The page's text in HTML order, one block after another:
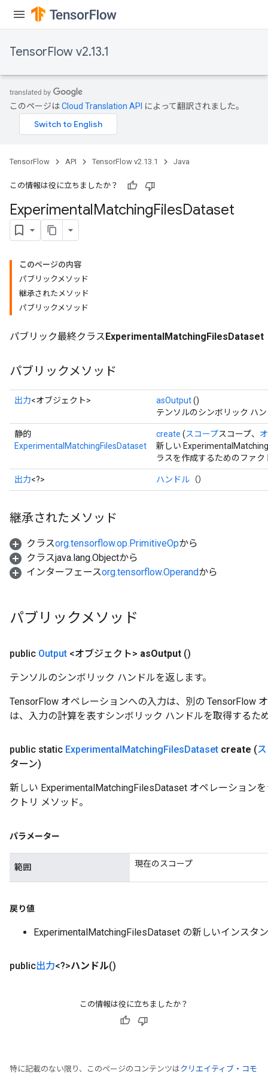
TensorFlow v2.13.1
このページはCloud Translation API によって翻訳されました。
TensorFlow API TensorFlow v2.13.1 Java
この情報は役に立ちましたか？
ExperimentalMatchingFilesDataset
このページの内容
パブリックメソッド
継承されたメソッド
パブリックメソッド
パブリック最終クラスExperimentalMatchingFilesDataset
パブリックメソッド
出力<オブジェクト> asOutput()
テンソルのシンボリック ハ
静的
ExperimentalMatchingFilesDataset
create (スコープスコープ、
新しい
ラスを作成するためのファク
出力<?> ハンドル （）
継承されたメソッド
クラスorg.tensorflow.op.PrimitiveOpから
クラスjava.lang.Objectから
インターフェースorg.tensorflow.Operandから
パブリックメソッド
public Output <オブジェクト> asOutput ()
テンソルのシンボリック ハンドルを返します。
TensorFlow オペレーションへの入力は、別の TensorFlow
は、入力の計算を表すシンボリック ハンドルを取得するた
public static ExperimentalMatchingFilesDataset create (
ターン)
新しい ExperimentalMatchingFilesDataset オペレーション
クトリ メソッド。
パラメーター
範囲 現在のスコープ
戻り値
ExperimentalMatchingFilesDataset の新しいインスタ
public出力<?>ハンドル()
この情報は役に立ちましたか？
特に記載のない限り、このページのコンテンツはクリエイティブ・コモ